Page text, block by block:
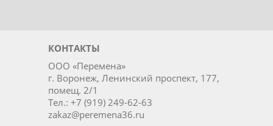
КОНТАКТЫ
ООО «Перемена»
г. Воронеж, Ленинский проспект, 177,
помещ. 2/1
Тел.: +7 (919) 249-62-63
zakaz@peremena36.ru